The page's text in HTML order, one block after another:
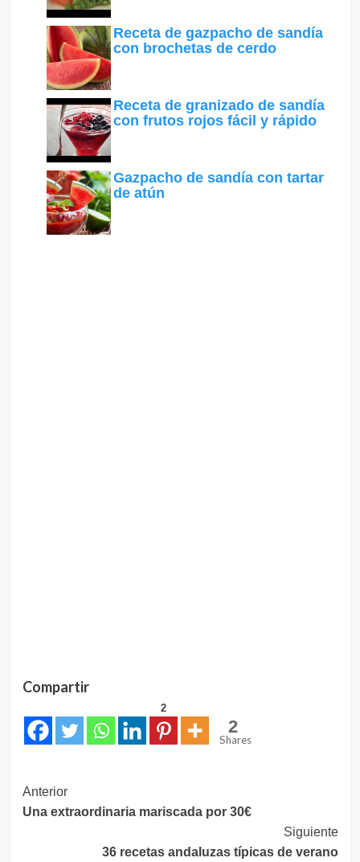
Receta de gazpacho de sandía
con brochetas de cerdo
Receta de granizado de sandía
con frutos rojos fácil y rápido
Gazpacho de sandía con tartar
de atún
Compartir
2
2
Shares
Navegación
de
entradas
Anterior
Una extraordinaria mariscada por 30€
Siguiente
36 recetas andaluzas típicas de verano